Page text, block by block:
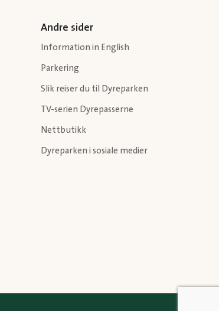
Andre sider
Information in English
Parkering
Slik reiser du til Dyreparken
TV-serien Dyrepasserne
Nettbutikk
Dyreparken i sosiale medier